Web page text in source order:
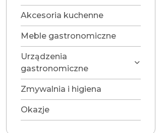
Akcesoria kuchenne
Meble gastronomiczne
Urządzenia
gastronomiczne
Zmywalnia i higiena
Okazje